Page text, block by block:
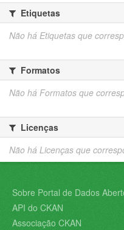
Etiquetas
Não há Etiquetas que
Formatos
Não há Formatos que
Licenças
Não há Licenças que
Sobre Portal de Dados
API do CKAN
Associação CKAN